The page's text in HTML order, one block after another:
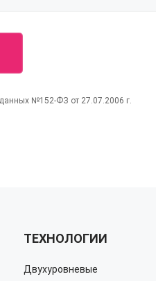
данных №152-ФЗ от 27.07.2006 г.
ТЕХНОЛОГИИ
Двухуровневые